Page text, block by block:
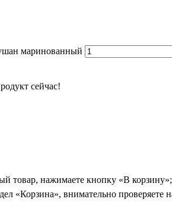
маринованный
сейчас!
товар, нажимаете кнопку «В корзину»;
«Корзина», внимательно проверяете